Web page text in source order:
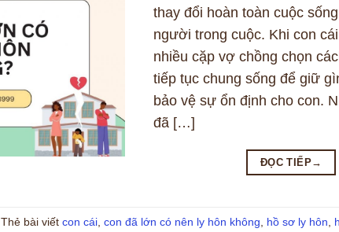
thay đổi hoàn toàn cuộc
người trong cuộc. Khi con
nhiều cặp vợ chồng chọn
tiếp tục chung sống để giữ
bảo vệ sự ổn định cho con.
đã […]
ĐỌC TIẾP→
Thẻ bài viết con cái, con đã lớn có nên ly hôn không, hồ sơ ly hôn,